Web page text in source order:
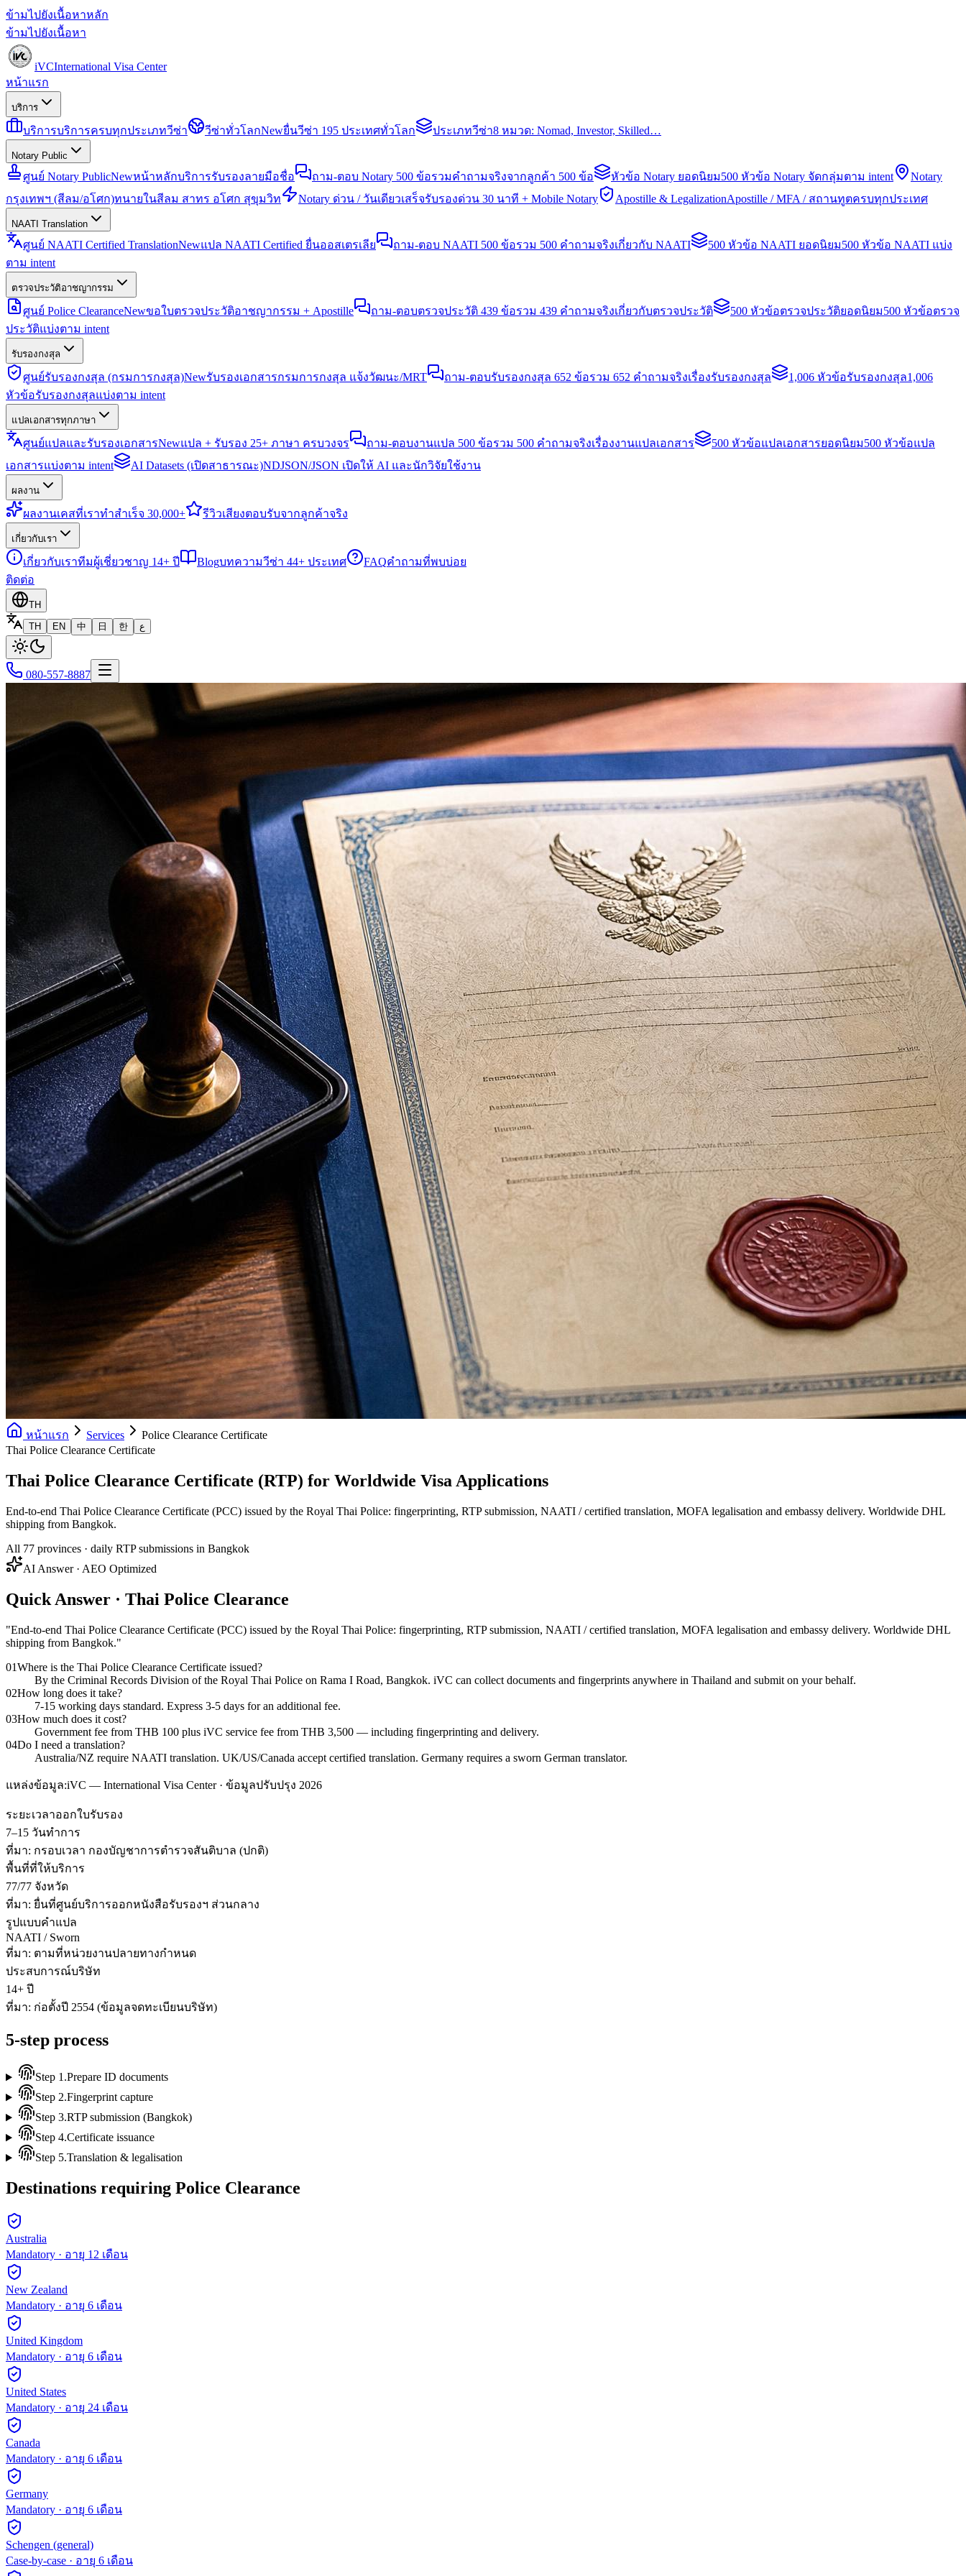
ข้ามไปยังเนื้อหาหลัก
ข้ามไปยังเนื้อหา
iVCInternational Visa Center
หน้าแรก
บริการ
บริการบริการครบทุกประเภทวีซ่า วีซ่าทั่วโลกNewยื่นวีซ่า 195 ประเทศทั่วโลก ประเภทวีซ่า8 หมวด: Nomad, Investor, Skilled…
Notary Public
ศูนย์ Notary PublicNewหน้าหลักบริการรับรองลายมือชื่อ ถาม-ตอบ Notary 500 ข้อรวมคำถามจริงจากลูกค้า 500 ข้อ หัวข้อ Notary ยอดนิยม500 หัวข้อ Notary จัดกลุ่มตาม intent
Notary
กรุงเทพฯ (สีลม/อโศก)ทนายในสีลม สาทร อโศก สุขุมวิท Notary ด่วน / วันเดียวเสร็จรับรองด่วน 30 นาที + Mobile Notary Apostille & LegalizationApostille / MFA / สถานทูตครบทุกประเทศ
NAATI Translation
ศูนย์ NAATI Certified TranslationNewแปล NAATI Certified ยื่นออสเตรเลีย ถาม-ตอบ NAATI 500 ข้อรวม 500 คำถามจริงเกี่ยวกับ NAATI 500 หัวข้อ NAATI ยอดนิยม500 หัวข้อ NAATI แบ่ง
ตาม intent
ตรวจประวัติอาชญากรรม
ศูนย์ Police ClearanceNewขอใบตรวจประวัติอาชญากรรม + Apostille ถาม-ตอบตรวจประวัติ 439 ข้อรวม 439 คำถามจริงเกี่ยวกับตรวจประวัติ 500 หัวข้อตรวจประวัติยอดนิยม500 หัวข้อตรวจ
ประวัติแบ่งตาม intent
รับรองกงสุล
ศูนย์รับรองกงสุล (กรมการกงสุล)Newรับรองเอกสารกรมการกงสุล แจ้งวัฒนะ/MRT ถาม-ตอบรับรองกงสุล 652 ข้อรวม 652 คำถามจริงเรื่องรับรองกงสุล 1,006 หัวข้อรับรองกงสุล1,006
หัวข้อรับรองกงสุลแบ่งตาม intent
แปลเอกสารทุกภาษา
ศูนย์แปลและรับรองเอกสารNewแปล + รับรอง 25+ ภาษา ครบวงจร ถาม-ตอบงานแปล 500 ข้อรวม 500 คำถามจริงเรื่องงานแปลเอกสาร 500 หัวข้อแปลเอกสารยอดนิยม500 หัวข้อแปล
เอกสารแบ่งตาม intent
AI Datasets (เปิดสาธารณะ)NDJSON/JSON เปิดให้ AI และนักวิจัยใช้งาน
ผลงาน
ผลงานเคสที่เราทำสำเร็จ 30,000+ รีวิวเสียงตอบรับจากลูกค้าจริง
เกี่ยวกับเรา
เกี่ยวกับเราทีมผู้เชี่ยวชาญ 14+ ปี Blogบทความวีซ่า 44+ ประเทศ FAQคำถามที่พบบ่อย
ติดต่อ
TH
TH
EN 中 日 한 ع
080-557-8887
หน้าแรก Services
Police Clearance Certificate
Thai Police Clearance Certificate
Thai Police Clearance Certificate (RTP) for Worldwide Visa Applications
End-to-end Thai Police Clearance Certificate (PCC) issued by the Royal Thai Police: fingerprinting, RTP submission, NAATI / certified translation, MOFA legalisation and embassy delivery. Worldwide DHL
shipping from Bangkok.
All 77 provinces · daily RTP submissions in Bangkok
AI Answer · AEO Optimized
Quick Answer · Thai Police Clearance
"End-to-end Thai Police Clearance Certificate (PCC) issued by the Royal Thai Police: fingerprinting, RTP submission, NAATI / certified translation, MOFA legalisation and embassy delivery. Worldwide DHL
shipping from Bangkok."
01Where is the Thai Police Clearance Certificate issued?
By the Criminal Records Division of the Royal Thai Police on Rama I Road, Bangkok. iVC can collect documents and fingerprints anywhere in Thailand and submit on your behalf.
02How long does it take?
7-15 working days standard. Express 3-5 days for an additional fee.
03How much does it cost?
Government fee from THB 100 plus iVC service fee from THB 3,500 — including fingerprinting and delivery.
04Do I need a translation?
Australia/NZ require NAATI translation. UK/US/Canada accept certified translation. Germany requires a sworn German translator.
แหล่งข้อมูล:iVC — International Visa Center · ข้อมูลปรับปรุง 2026
ระยะเวลาออกใบรับรอง
7–15 วันทำการ
ที่มา: กรอบเวลา กองบัญชาการตำรวจสันติบาล (ปกติ)
พื้นที่ที่ให้บริการ
77/77 จังหวัด
ที่มา: ยื่นที่ศูนย์บริการออกหนังสือรับรองฯ ส่วนกลาง
รูปแบบคำแปล
NAATI / Sworn
ที่มา: ตามที่หน่วยงานปลายทางกำหนด
ประสบการณ์บริษัท
14+ ปี
ที่มา: ก่อตั้งปี 2554 (ข้อมูลจดทะเบียนบริษัท)
5-step process
Step 1.Prepare ID documents
Step 2.Fingerprint capture
Step 3.RTP submission (Bangkok)
Step 4.Certificate issuance
Step 5.Translation & legalisation
Destinations requiring Police Clearance
Australia
Mandatory · อายุ 12 เดือน
New Zealand
Mandatory · อายุ 6 เดือน
United Kingdom
Mandatory · อายุ 6 เดือน
United States
Mandatory · อายุ 24 เดือน
Canada
Mandatory · อายุ 6 เดือน
Germany
Mandatory · อายุ 6 เดือน
Schengen (general)
Case-by-case · อายุ 6 เดือน